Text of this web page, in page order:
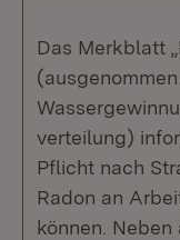
Das Merkblatt
verteilung)
Pflicht nach
Radon an
können. Neben